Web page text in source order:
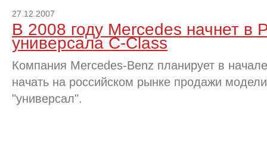
27.12.2007
В 2008 году Mercedes начнет в
универсала C-Class
Компания Mercedes-Benz планирует в
начать на российском рынке продажи
"универсал".